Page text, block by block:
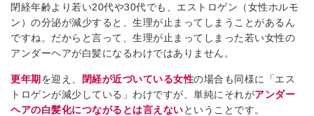
閉経年齢より若い20代や30代でも、エストロゲン（女性ホルモ
ン）の分泌が減少すると、生理が止まってしまうことがあるん
ですね。だからと言って、生理が止まってしまった若い女性の
アンダーヘアが白髪になるわけではありません。
更年期を迎え、 閉経が近づいている女性の場合も同様に「エス
トロゲンが減少している」わけですが、単純にそれがアンダー
ヘアの白髪化につながるとは言えないということです。